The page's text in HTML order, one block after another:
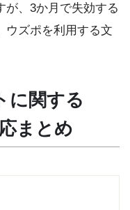
が、3か月で失効する
ウズポを利用する文
に関する
まとめ